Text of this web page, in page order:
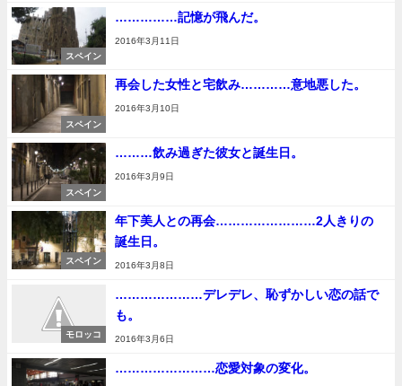
スペイン
……………記憶が飛んだ。
2016年3月11日
スペイン
再会した女性と宅飲み…………意地悪した。
2016年3月10日
スペイン
………飲み過ぎた彼女と誕生日。
2016年3月9日
スペイン
年下美人との再会……………………2人きりの
誕生日。
2016年3月8日
モロッコ
…………………デレデレ、恥ずかしい恋の話で
も。
2016年3月6日
……………………恋愛対象の変化。